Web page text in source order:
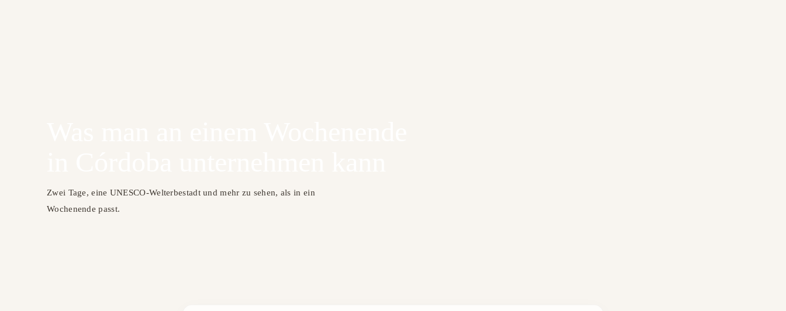
Zwei Tage, eine UNESCO-Welterbestadt und mehr zu sehen, als in ein
Wochenende passt.